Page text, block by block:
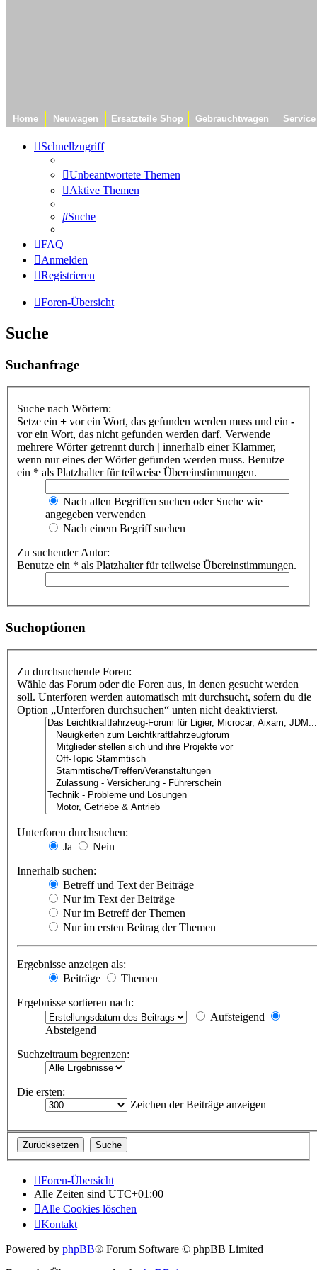
Home Neuwagen Ersatzteile Shop Gebrauchtwagen Service
Schnellzugriff
Unbeantwortete Themen
Aktive Themen
Suche
FAQ
Anmelden
Registrieren
Foren-Übersicht
Suche
Suchanfrage
Suche nach Wörtern:
Setze ein + vor ein Wort, das gefunden werden muss und ein -
vor ein Wort, das nicht gefunden werden darf. Verwende
mehrere Wörter getrennt durch | innerhalb einer Klammer,
wenn nur eines der Wörter gefunden werden muss. Benutze
ein * als Platzhalter für teilweise Übereinstimmungen.
Nach allen Begriffen suchen oder Suche wie
angegeben verwenden
Nach einem Begriff suchen
Zu suchender Autor:
Benutze ein * als Platzhalter für teilweise Übereinstimmungen.
Suchoptionen
Zu durchsuchende Foren:
Wähle das Forum oder die Foren aus, in denen gesucht werden
soll. Unterforen werden automatisch mit durchsucht, sofern du die
Option „Unterforen durchsuchen“ unten nicht deaktivierst.
Unterforen durchsuchen:
Ja
Nein
Innerhalb suchen:
Betreff und Text der Beiträge
Nur im Text der Beiträge
Nur im Betreff der Themen
Nur im ersten Beitrag der Themen
Ergebnisse anzeigen als:
Beiträge
Themen
Ergebnisse sortieren nach:
Aufsteigend
Absteigend
Suchzeitraum begrenzen:
Die ersten:
Zeichen der Beiträge anzeigen
Foren-Übersicht
Alle Zeiten sind UTC+01:00
Alle Cookies löschen
Kontakt
Powered by phpBB® Forum Software © phpBB Limited